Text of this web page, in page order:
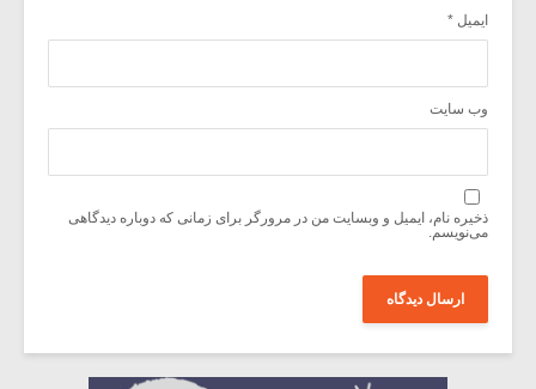
ایمیل *
وب‌ سایت
ذخیره نام، ایمیل و وبسایت من در مرورگر برای زمانی که دوباره دیدگاهی
می‌نویسم.